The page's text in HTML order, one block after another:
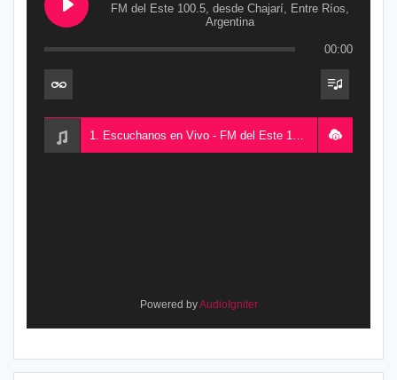
FM del Este 100.5, desde Chajarí, Entre Ríos,
Argentina
00:00
Powered byAudioIgniter